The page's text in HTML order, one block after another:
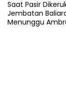
Saat Pasir
Jembatan
Menunggu